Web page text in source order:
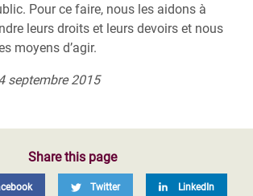
Pour ce faire, nous les aidons à
leurs droits et leurs devoirs et nous
moyens d’agir.
septembre 2015
Share this page
Twitter LinkedIn